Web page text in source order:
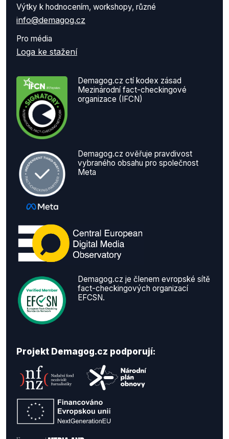
Výtky k hodnocením, workshopy, různé
info@demagog.cz
Pro média
Loga ke stažení
Demagog.cz ctí kodex zásad
Mezinárodní fact-checkingové
organizace (IFCN)
Demagog.cz ověřuje pravdivost
vybraného obsahu pro společnost
Meta
Demagog.cz je členem evropské sítě
fact-checkingových organizací
EFCSN.
Projekt Demagog.cz podporují: